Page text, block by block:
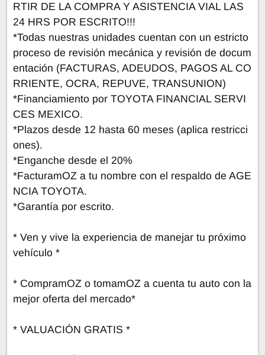
RTIR DE LA COMPRA Y ASISTENCIA VIAL LAS
24 HRS POR ESCRITO!!!
*Todas nuestras unidades cuentan con un estricto
proceso de revisión mecánica y revisión de docum
entación (FACTURAS, ADEUDOS, PAGOS AL CO
RRIENTE, OCRA, REPUVE, TRANSUNION)
*Financiamiento por TOYOTA FINANCIAL SERVI
CES MEXICO.
*Plazos desde 12 hasta 60 meses (aplica restricci
ones).
*Enganche desde el 20%
*FacturamOZ a tu nombre con el respaldo de AGE
NCIA TOYOTA.
*Garantía por escrito.
* Ven y vive la experiencia de manejar tu próximo
vehículo *
* CompramOZ o tomamOZ a cuenta tu auto con la
mejor oferta del mercado*
* VALUACIÓN GRATIS *